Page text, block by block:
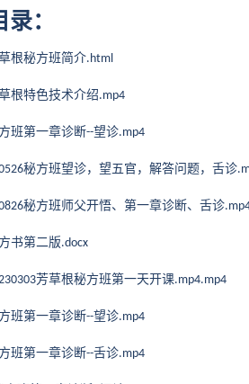
：
根秘方班简介.html
根特色技术介绍.mp4
班第一章诊断--望诊.mp4
秘方班望诊，望五官，解答问题，舌诊
秘方班师父开悟、第一章诊断、舌诊
书第二版.docx
芳草根秘方班第一天开课.mp4.mp4
班第一章诊断--望诊.mp4
班第一章诊断--舌诊.mp4